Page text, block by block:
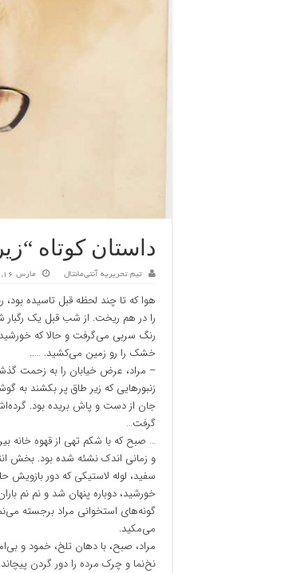
داستان کوتاه
تیم تحریریه آنتی‌مانتال مارس 16, 2020
هوا که تا چند لحظه قبل تاسیده
را در هم ریخت. از شب قبل یک رگبار
رنگ سربی می‌گرفت و حالا که خورشید
خشک را رو زمین می‌کشید. …..
– مراد، عرض خیابان را به زحمت
زنبورهایی که زیر طاق پر بکشند
جان از دست و پاش بریده بود.
گرفت…
… صبح که با شکم تهی از قهوه خانه
و زمانی اندک نشئه شده بود. بخش
سفید، لوله لاستیکی که دور
خورشید، دوباره پنهان شد و نم نم
گونه‌های استخوانی مراد برجسته
می‌مکید.
مراد، صبح، با دهان تلخ، خمود و
نخ‌نما و چرک مرده را دور گردن